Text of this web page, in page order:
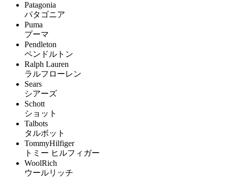
Patagonia
パタゴニア
Puma
プーマ
Pendleton
ペンドルトン
Ralph Lauren
ラルフローレン
Sears
シアーズ
Schott
ショット
Talbots
タルボット
TommyHilfiger
トミー ヒルフィガー
WoolRich
ウールリッチ